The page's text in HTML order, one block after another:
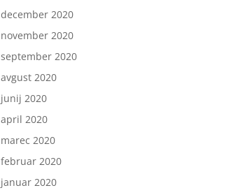
december 2020
november 2020
september 2020
avgust 2020
junij 2020
april 2020
marec 2020
februar 2020
januar 2020